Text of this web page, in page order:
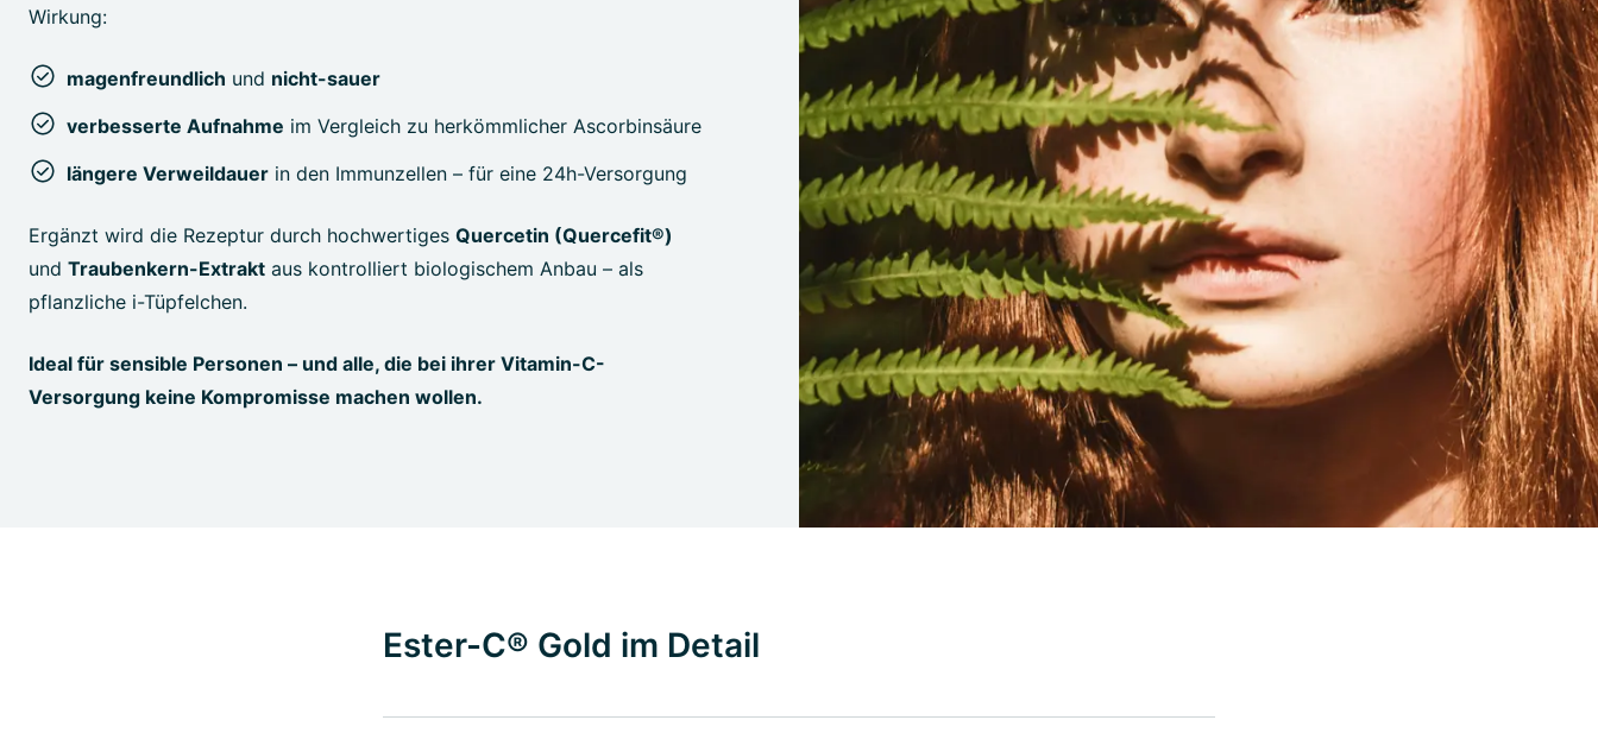
Wirkung:
magenfreundlich und nicht-sauer
verbesserte Aufnahme im Vergleich zu herkömmlicher Ascorbinsäure
längere Verweildauer in den Immunzellen – für eine 24h-Versorgung
Ergänzt wird die Rezeptur durch hochwertiges Quercetin (Quercefit®)
und Traubenkern-Extrakt aus kontrolliert biologischem Anbau – als
pflanzliche i-Tüpfelchen.
Ideal für sensible Personen – und alle, die bei ihrer Vitamin-C-
Versorgung keine Kompromisse machen wollen.
Ester-C® Gold im Detail